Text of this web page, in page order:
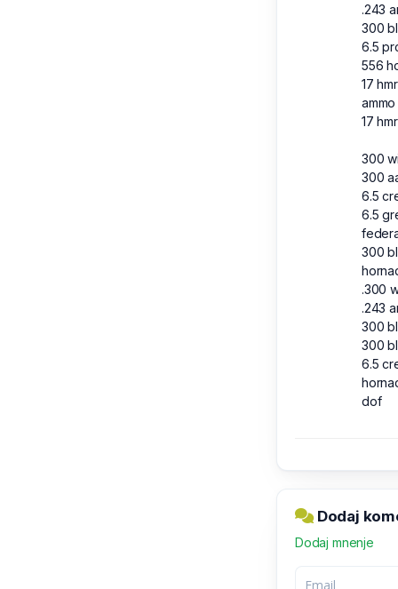
.243
300
6.5
556
17
17
300
300
6.5
6.5
300
.300
.243
300
300
6.5
dof
Dodaj
Dodaj mnenje